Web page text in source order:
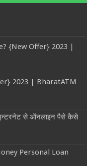
{New Offer} 2023 |
2023 | BharatATM
से ऑनलाइन पैसे कैसे
Personal Loan